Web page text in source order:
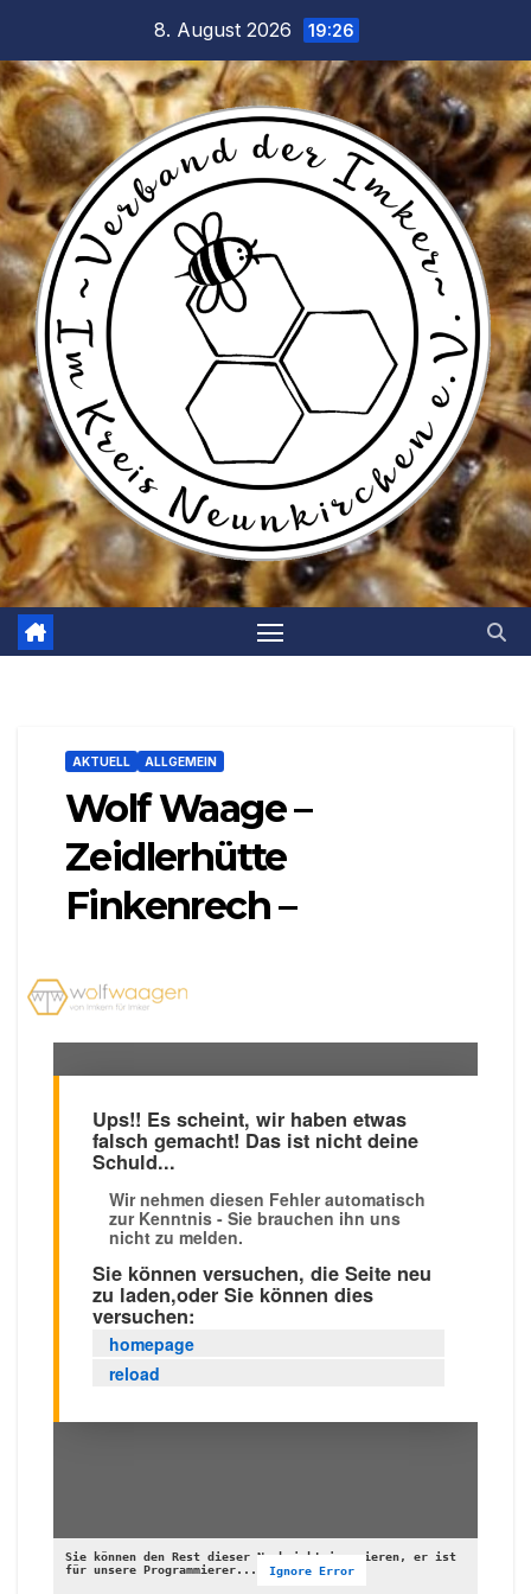
springen
8. August 2026 19:26
AKTUELL ALLGEMEIN
Wolf Waage –
Zeidlerhütte
Finkenrech –